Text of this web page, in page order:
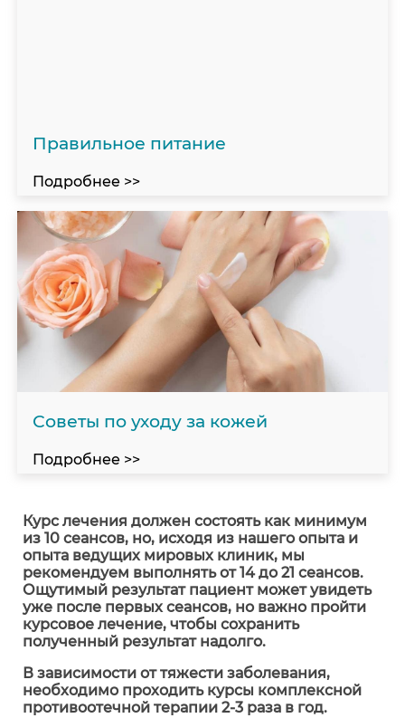
Правильное питание
Подробнее >>
Советы по уходу за кожей
Подробнее >>
Курс лечения должен состоять как минимум
из 10 сеансов, но, исходя из нашего опыта и
опыта ведущих мировых клиник, мы
рекомендуем выполнять от 14 до 21 сеансов.
Ощутимый результат пациент может увидеть
уже после первых сеансов, но важно пройти
курсовое лечение, чтобы сохранить
полученный результат надолго.
В зависимости от тяжести заболевания,
необходимо проходить курсы комплексной
противоотечной терапии 2-3 раза в год.